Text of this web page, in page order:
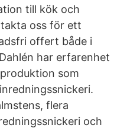
till kök och
oss för ett
offert både i
har erfarenhet
som
flera
och